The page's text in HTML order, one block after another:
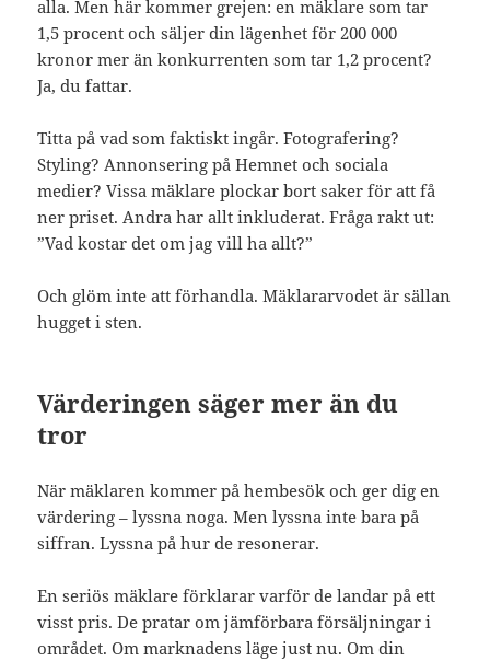
alla. Men här kommer grejen: en mäklare som tar
1,5 procent och säljer din lägenhet för 200 000
kronor mer än konkurrenten som tar 1,2 procent?
Ja, du fattar.
Titta på vad som faktiskt ingår. Fotografering?
Styling? Annonsering på Hemnet och sociala
medier? Vissa mäklare plockar bort saker för att få
ner priset. Andra har allt inkluderat. Fråga rakt ut:
”Vad kostar det om jag vill ha allt?”
Och glöm inte att förhandla. Mäklararvodet är sällan
hugget i sten.
Värderingen säger mer än du
tror
När mäklaren kommer på hembesök och ger dig en
värdering – lyssna noga. Men lyssna inte bara på
siffran. Lyssna på hur de resonerar.
En seriös mäklare förklarar varför de landar på ett
visst pris. De pratar om jämförbara försäljningar i
området. Om marknadens läge just nu. Om din